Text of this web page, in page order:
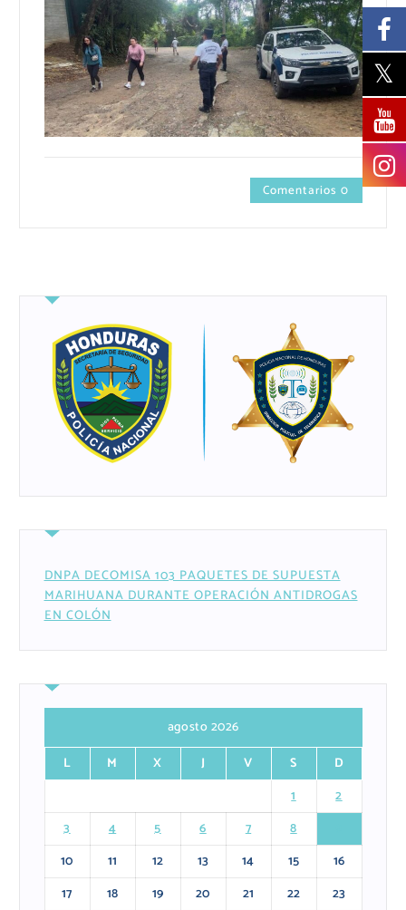
Comentarios 0
DNPA DECOMISA 103 PAQUETES DE SUPUESTA
MARIHUANA DURANTE OPERACIÓN ANTIDROGAS
EN COLÓN
agosto 2026
L
M X J V S
D
1
2
3
4 5 6 7 8
10
11 12 13 14 15
16
17
18 19 20 21 22
23